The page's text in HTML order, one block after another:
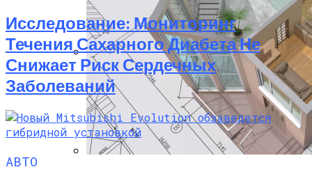
Использование Искусственного
Интеллекта Помогает Лучше
Подготовить Будущих Нейрохирургов
Исследование: Мониторинг
Течения Сахарного Диабета Не
Снижает Риск Сердечных
Заболеваний
АВТО